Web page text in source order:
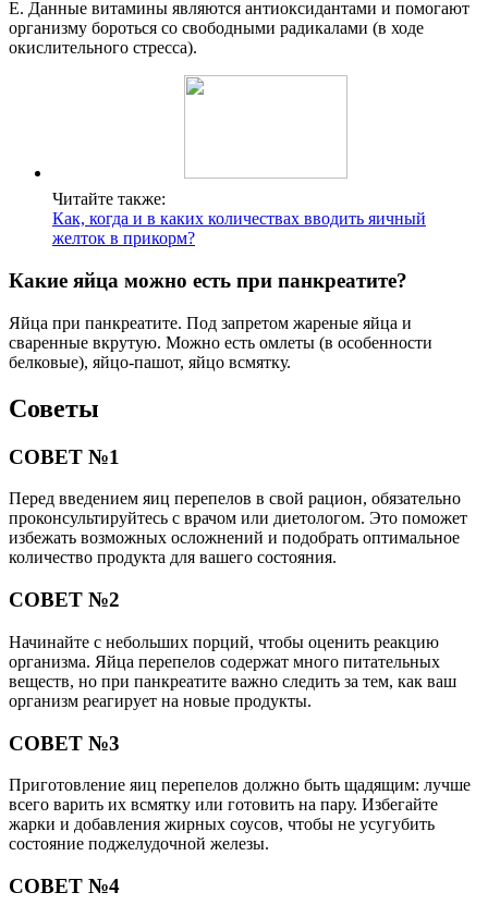
Е. Данные витамины являются антиоксидантами и помогают
организму бороться со свободными радикалами (в ходе
окислительного стресса).
Читайте также:
Как, когда и в каких количествах вводить яичный
желток в прикорм?
Какие яйца можно есть при панкреатите?
Яйца при панкреатите. Под запретом жареные яйца и
сваренные вкрутую. Можно есть омлеты (в особенности
белковые), яйцо-пашот, яйцо всмятку.
Советы
СОВЕТ №1
Перед введением яиц перепелов в свой рацион, обязательно
проконсультируйтесь с врачом или диетологом. Это поможет
избежать возможных осложнений и подобрать оптимальное
количество продукта для вашего состояния.
СОВЕТ №2
Начинайте с небольших порций, чтобы оценить реакцию
организма. Яйца перепелов содержат много питательных
веществ, но при панкреатите важно следить за тем, как ваш
организм реагирует на новые продукты.
СОВЕТ №3
Приготовление яиц перепелов должно быть щадящим: лучше
всего варить их всмятку или готовить на пару. Избегайте
жарки и добавления жирных соусов, чтобы не усугубить
состояние поджелудочной железы.
СОВЕТ №4